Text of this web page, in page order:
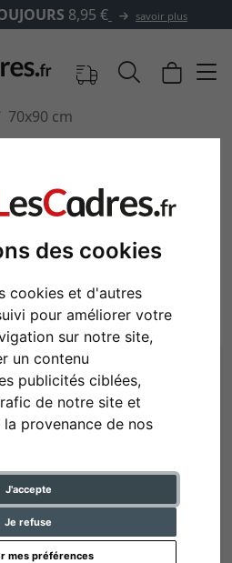
des cookies
cookies et d'autres
pour améliorer votre
sur notre site,
un contenu
publicités ciblées,
de notre site et
provenance de nos
J'accepte
Je refuse
mes préférences
✓500 000
70x90 cm
Cadre en aluminium Classic
de 110,05 € *
recommandation